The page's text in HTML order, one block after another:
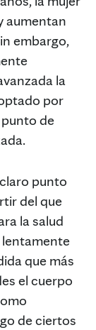
aumentan
embargo,
la
por
de
punto
del que
la salud
lentamente
que más
el cuerpo
de ciertos